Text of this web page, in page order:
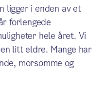
ligger i enden av et
forlengede
hele året. Vi
litt eldre. Mange har
morsomme og